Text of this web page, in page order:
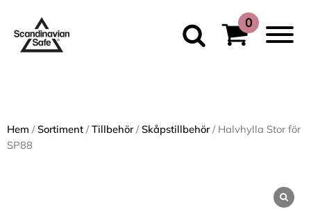
Hem /Sortiment /Tillbehör/Skåpstillbehör/ Halvhylla Stor för
SP88